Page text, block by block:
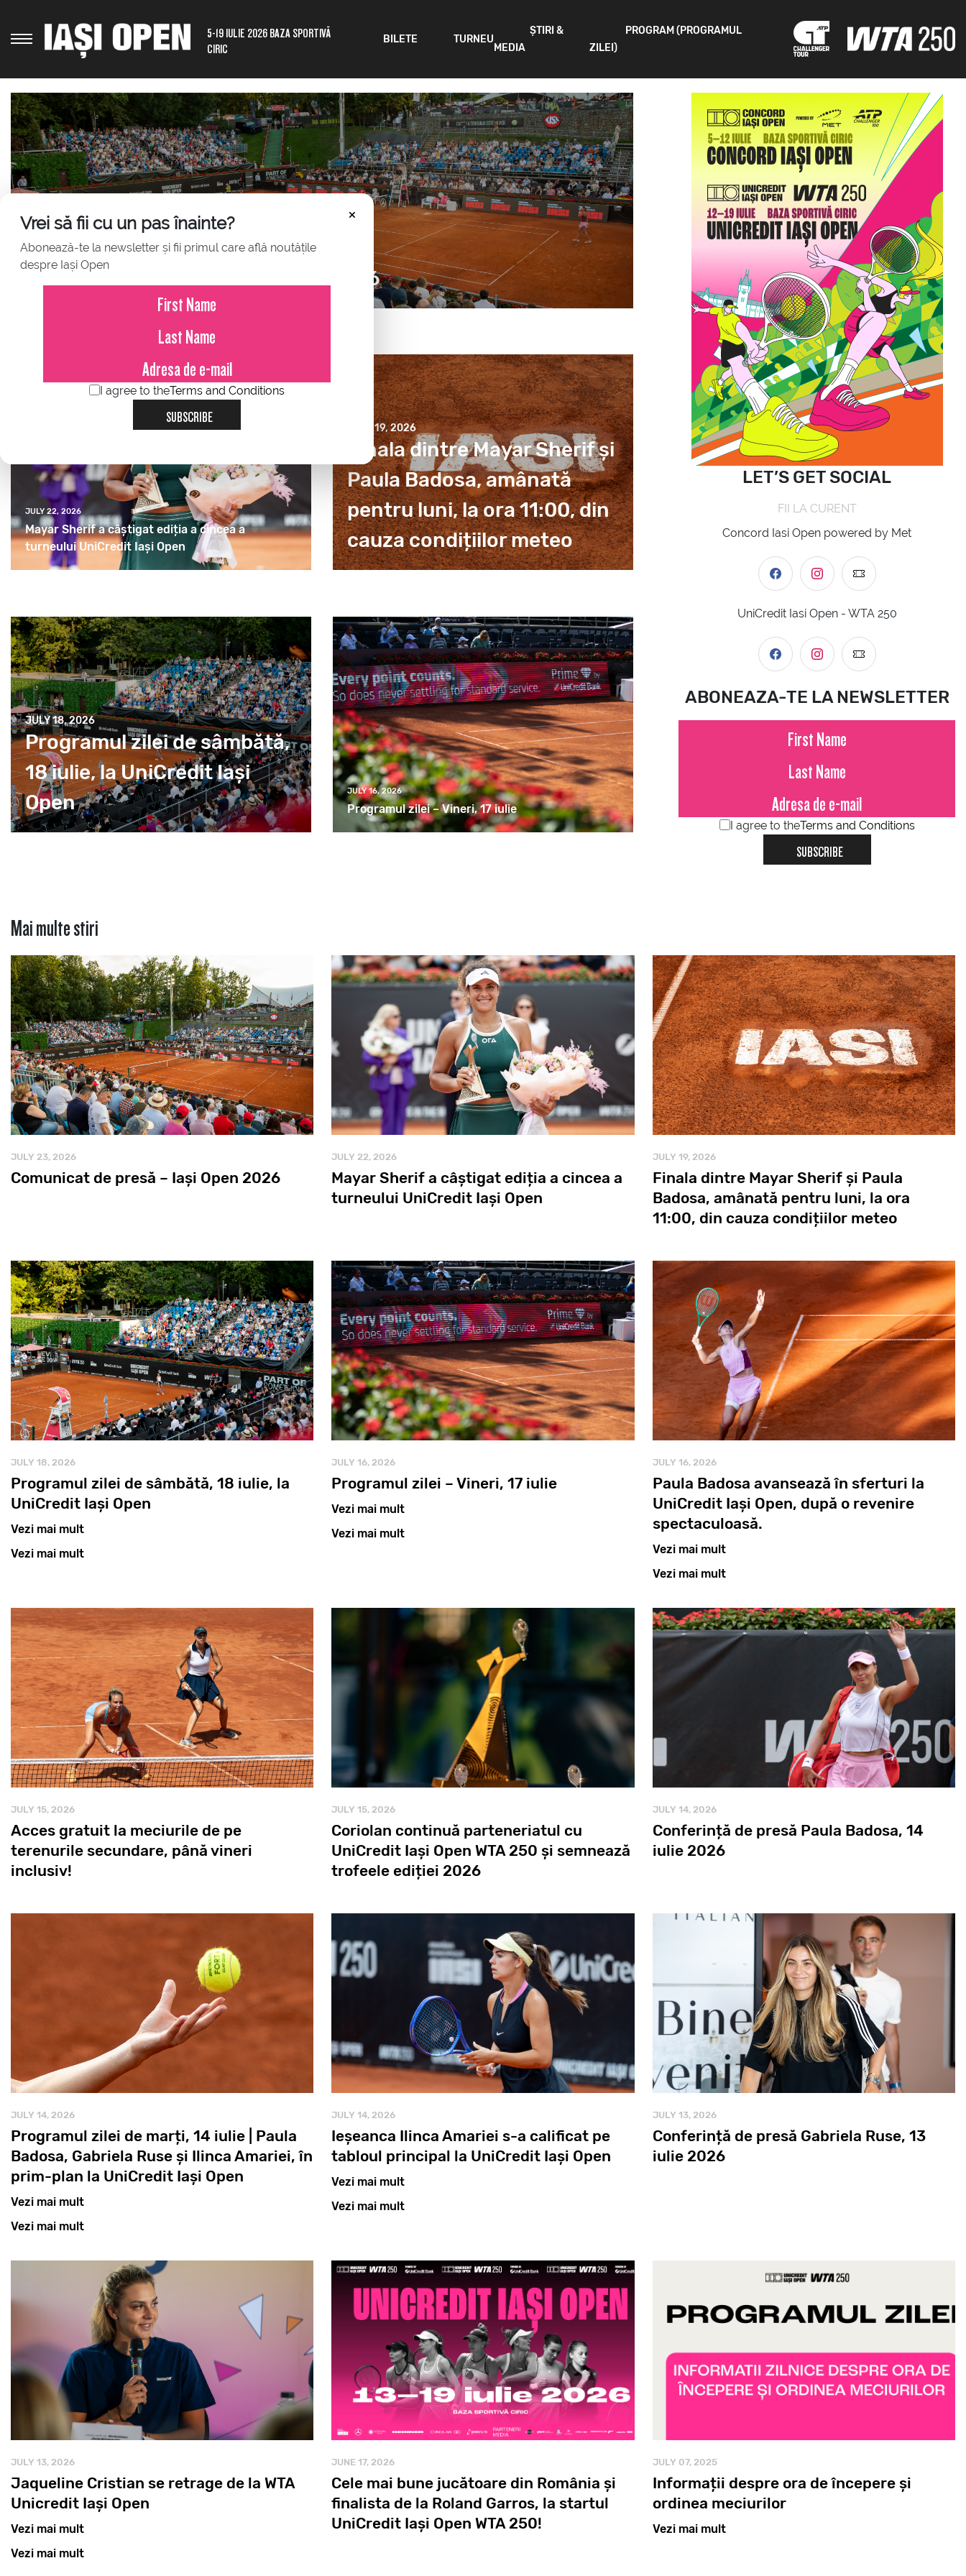
5-19 IULIE 2026 BAZA SPORTIVĂ
CIRIC
BILETE TURNEU
ȘTIRI &
MEDIA
PROGRAM (PROGRAMUL
ZILEI)
×
Vrei să fii cu un pas înainte?
Abonează-te la newsletter și fii primul care află noutățile
despre Iași Open
I agree to theTerms and Conditions
SUBSCRIBE
Comunicat de presă – Iași Open 2026
JULY 22, 2026
Mayar Sherif a câștigat ediția a cincea a
turneului UniCredit Iași Open
JULY 19, 2026
Finala dintre Mayar Sherif și
Paula Badosa, amânată
pentru luni, la ora 11:00, din
cauza condițiilor meteo
JULY 18, 2026
Programul zilei de sâmbătă,
18 iulie, la UniCredit Iași
Open
JULY 16, 2026
Programul zilei – Vineri, 17 iulie
LET’S GET SOCIAL
FII LA CURENT
Concord Iasi Open powered by Met
UniCredit Iasi Open - WTA 250
ABONEAZA-TE LA NEWSLETTER
I agree to theTerms and Conditions
SUBSCRIBE
Mai multe stiri
JULY 23, 2026
Comunicat de presă – Iași Open 2026
JULY 22, 2026
Mayar Sherif a câștigat ediția a cincea a
turneului UniCredit Iași Open
JULY 19, 2026
Finala dintre Mayar Sherif și Paula
Badosa, amânată pentru luni, la ora
11:00, din cauza condițiilor meteo
JULY 18, 2026
Programul zilei de sâmbătă, 18 iulie, la
UniCredit Iași Open
Vezi mai mult
Vezi mai mult
JULY 16, 2026
Programul zilei – Vineri, 17 iulie
Vezi mai mult
Vezi mai mult
JULY 16, 2026
Paula Badosa avansează în sferturi la
UniCredit Iași Open, după o revenire
spectaculoasă.
Vezi mai mult
Vezi mai mult
JULY 15, 2026
Acces gratuit la meciurile de pe
terenurile secundare, până vineri
inclusiv!
JULY 15, 2026
Coriolan continuă parteneriatul cu
UniCredit Iași Open WTA 250 și semnează
trofeele ediției 2026
JULY 14, 2026
Conferință de presă Paula Badosa, 14
iulie 2026
JULY 14, 2026
Programul zilei de marți, 14 iulie | Paula
Badosa, Gabriela Ruse și Ilinca Amariei, în
prim-plan la UniCredit Iași Open
Vezi mai mult
Vezi mai mult
JULY 14, 2026
Ieșeanca Ilinca Amariei s-a calificat pe
tabloul principal la UniCredit Iași Open
Vezi mai mult
Vezi mai mult
JULY 13, 2026
Conferință de presă Gabriela Ruse, 13
iulie 2026
JULY 13, 2026
Jaqueline Cristian se retrage de la WTA
Unicredit Iași Open
Vezi mai mult
Vezi mai mult
JUNE 17, 2026
Cele mai bune jucătoare din România și
finalista de la Roland Garros, la startul
UniCredit Iași Open WTA 250!
JULY 07, 2025
Informații despre ora de începere și
ordinea meciurilor
Vezi mai mult